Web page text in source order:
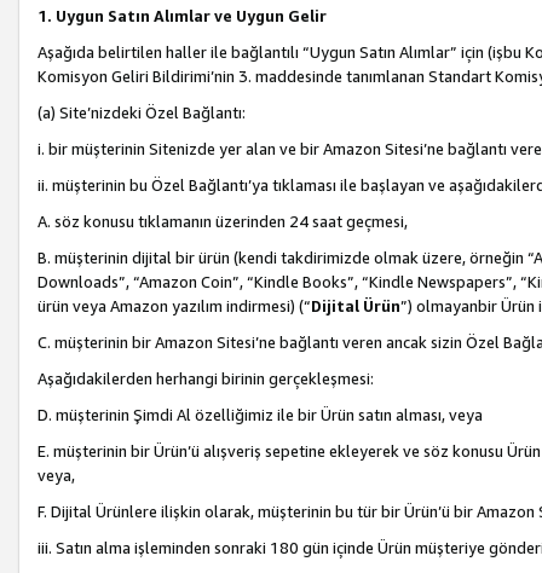
1. Uygun Satın Alımlar ve Uygun Gelir
Aşağıda belirtilen haller ile bağlantılı “Uygun Satın Alımlar” için
Komisyon Geliri Bildirimi’nin 3. maddesinde tanımlanan Standart
(a) Site’nizdeki Özel Bağlantı:
i. bir müşterinin Sitenizde yer alan ve bir Amazon Sitesi’ne bağlantı
ii. müşterinin bu Özel Bağlantı’ya tıklaması ile başlayan ve
A. söz konusu tıklamanın üzerinden 24 saat geçmesi,
B. müşterinin dijital bir ürün (kendi takdirimizde olmak üzere, örneğin
Downloads”, “Amazon Coin”, “Kindle Books”, “Kindle Newspapers”,
ürün veya Amazon yazılım indirmesi) (“Dijital Ürün”) olmayanbir Ürün
C. müşterinin bir Amazon Sitesi’ne bağlantı veren ancak sizin Özel
Aşağıdakilerden herhangi birinin gerçekleşmesi:
D. müşterinin Şimdi Al özelliğimiz ile bir Ürün satın alması, veya
E. müşterinin bir Ürün’ü alışveriş sepetine ekleyerek ve söz konusu
veya,
F. Dijital Ürünlere ilişkin olarak, müşterinin bu tür bir Ürün’ü bir Amazon
iii. Satın alma işleminden sonraki 180 gün içinde Ürün müşteriye